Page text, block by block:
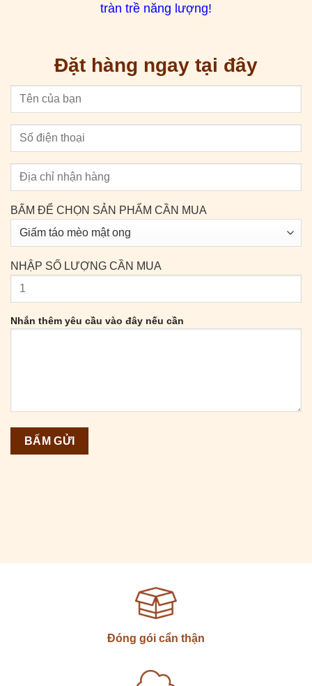
tràn trề năng lượng!
Đặt hàng ngay tại đây
BẤM ĐỂ CHỌN SẢN PHẨM CẦN MUA
NHẬP SỐ LƯỢNG CẦN MUA
Nhắn thêm yêu cầu vào đây nếu cần
Đóng gói cẩn thận